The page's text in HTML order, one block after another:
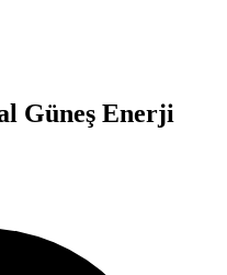
Güneş Enerji